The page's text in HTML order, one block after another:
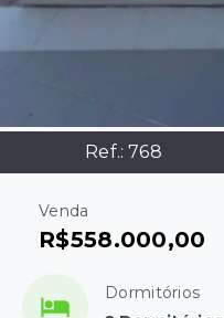
Ref.:768
Venda
R$558.000,00
Dormitórios